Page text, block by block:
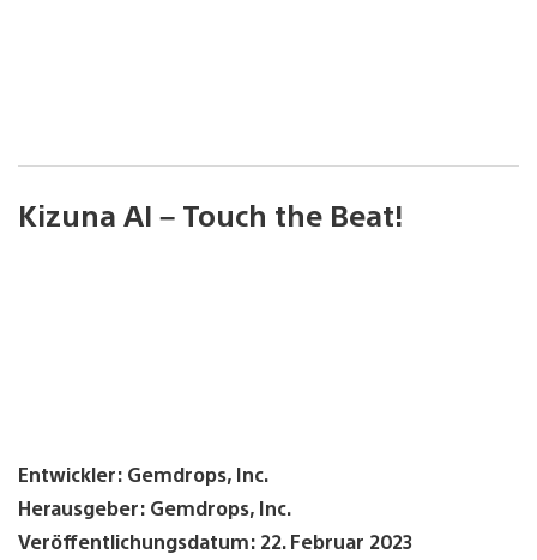
Kizuna AI – Touch the Beat!
Entwickler: Gemdrops, Inc.
Herausgeber: Gemdrops, Inc.
Veröffentlichungsdatum: 22. Februar 2023